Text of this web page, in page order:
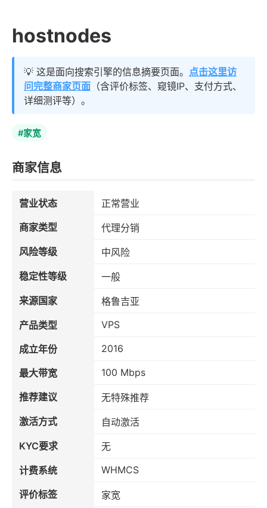
hostnodes
💡 这是面向搜索引擎的信息摘要页面。 点击这里访
问完整商家页面 （含评价标签、窥镜IP、支付方式、
详细测评等）。
#家宽
商家信息
营业状态
正常营业
商家类型
代理分销
风险等级
中风险
稳定性等级
一般
来源国家
格鲁吉亚
产品类型
VPS
成立年份 2016
最大带宽 100 Mbps
推荐建议
无特殊推荐
激活方式
自动激活
KYC要求
无
计费系统
WHMCS
评价标签 家宽